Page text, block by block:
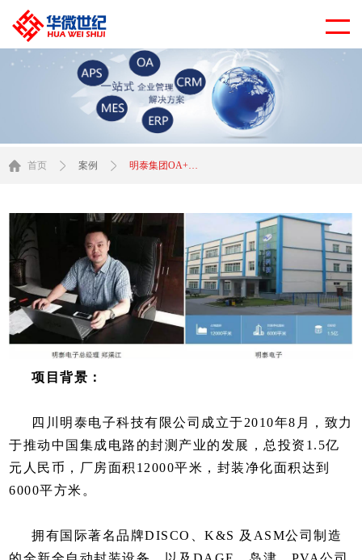
首页 案例 明泰集团OA+CRM+ERP+MES+HR+APS+BI+SCADA一体化平台
项目背景：
四川明泰电子科技有限公司成立于2010年8月，致力
于推动中国集成电路的封测产业的发展，总投资1.5亿
元人民币，厂房面积12000平米，封装净化面积达到
6000平方米。
拥有国际著名品牌DISCO、K&S 及ASM公司制造